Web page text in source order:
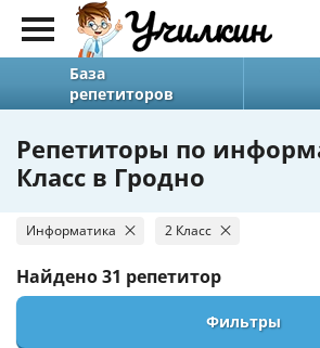
База
репетиторов
Репетиторы по
Класс в Гродно
Информатика 2 Класс
Найдено31 репетитор
Фильтры